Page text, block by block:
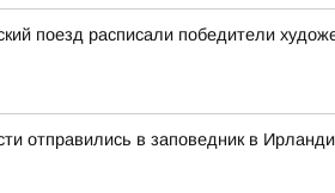
поезд расписали победители
отправились в заповедник в